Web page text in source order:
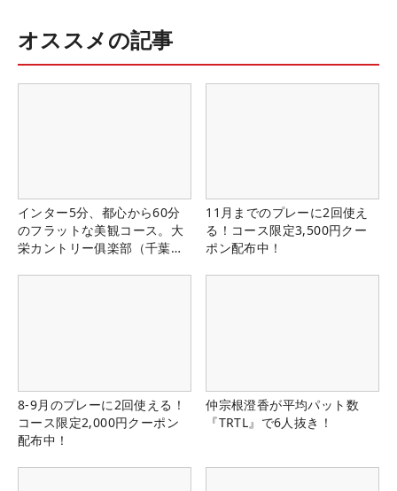
オススメの記事
インター5分、都心から60分
のフラットな美観コース。大
栄カントリー俱楽部（千葉
11月までのプレーに2回使え
る！コース限定3,500円クー
ポン配布中！
8-9月のプレーに2回使える！
コース限定2,000円クーポン
配布中！
仲宗根澄香が平均パット数
『TRTL』で6人抜き！